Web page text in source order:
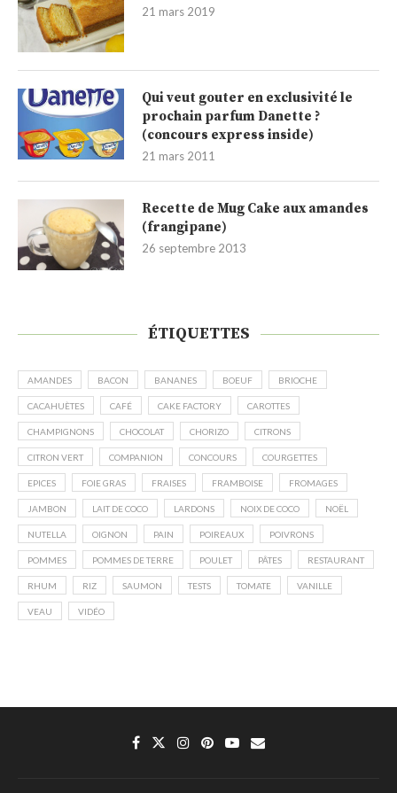
21 mars 2019
Qui veut gouter en exclusivité le
prochain parfum Danette ?
(concours express inside)
21 mars 2011
Recette de Mug Cake aux amandes
(frangipane)
26 septembre 2013
ÉTIQUETTES
AMANDES BACON BANANES BOEUF BRIOCHE
CACAHUÈTES CAFÉ CAKE FACTORY CAROTTES
CHAMPIGNONS CHOCOLAT CHORIZO CITRONS
CITRON VERT COMPANION CONCOURS COURGETTES
EPICES FOIE GRAS FRAISES FRAMBOISE FROMAGES
JAMBON LAIT DE COCO LARDONS NOIX DE COCO NOËL
NUTELLA OIGNON PAIN POIREAUX POIVRONS
POMMES POMMES DE TERRE POULET PÂTES RESTAURANT
RHUM RIZ SAUMON TESTS TOMATE VANILLE
VEAU VIDÉO